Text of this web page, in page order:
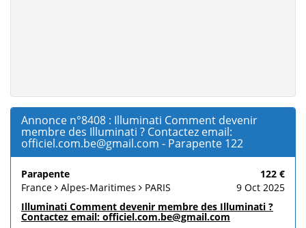
Annonce n°8408 : Illuminati Comment devenir
membre des Illuminati ? Contactez email:
officiel.com.be@gmail.com - Parapente 122
Parapente
122 €
France
Alpes-Maritimes PARIS
9 Oct 2025
Illuminati Comment devenir membre des Illuminati ?
Contactez email: officiel.com.be@gmail.com